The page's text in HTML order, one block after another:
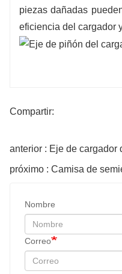
piezas dañadas
eficiencia del cargador
Compartir:
próximo : Camisa de
Nombre
Correo